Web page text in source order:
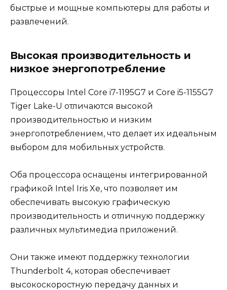
быстрые и мощные компьютеры для работы и
развлечений.
Высокая производительность и
низкое энергопотребление
Процессоры Intel Core i7-1195G7 и Core i5-1155G7
Tiger Lake-U отличаются высокой
производительностью и низким
энергопотреблением, что делает их идеальным
выбором для мобильных устройств.
Оба процессора оснащены интегрированной
графикой Intel Iris Xe, что позволяет им
обеспечивать высокую графическую
производительность и отличную поддержку
различных мультимедиа приложений.
Они также имеют поддержку технологии
Thunderbolt 4, которая обеспечивает
высокоскоростную передачу данных и